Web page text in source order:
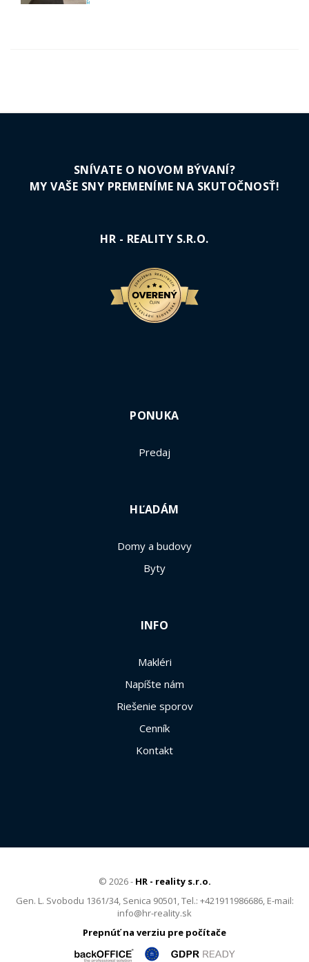
SNÍVATE O NOVOM BÝVANÍ?
MY VAŠE SNY PREMENÍME NA SKUTOČNOSŤ!
HR - REALITY S.R.O.
PONUKA
Predaj
HĽADÁM
Domy a budovy
Byty
INFO
Makléri
Napíšte nám
Riešenie sporov
Cenník
Kontakt
© 2026 - HR - reality s.r.o.
Gen. L. Svobodu 1361/34, Senica 90501, Tel.: +421911986686, E-mail:
info@hr-reality.sk
Prepnúť na verziu pre počítače